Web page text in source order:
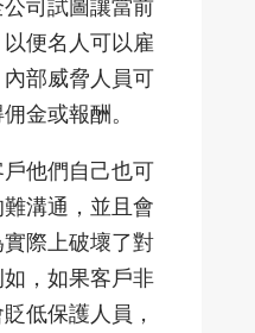
司試圖讓當前
便名人可以雇
部威脅人員可
金或報酬。
他們自己也可
溝通，並且會
際上破壞了對
，如果客戶非
低保護人員，